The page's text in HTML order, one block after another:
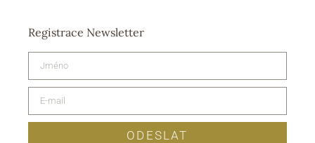
Registrace Newsletter
ODESLAT